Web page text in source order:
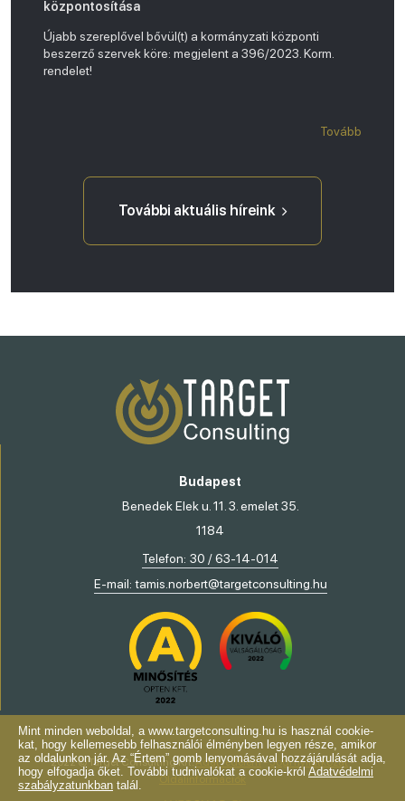
központosítása
Újabb szereplővel bővül(t) a kormányzati központi
beszerző szervek köre: megjelent a 396/2023. Korm.
rendelet!
Tovább
További aktuális híreink
Budapest
Benedek Elek u. 11. 3. emelet 35.
1184
Telefon: 30 / 63-14-014
E-mail: tamis.norbert@targetconsulting.hu
2022 © Target Consulting Kft.Adatvédelem-Jogi nyilatkozat-
Oldalinformációk
Mint minden weboldal, a www.targetconsulting.hu is használ cookie-
kat, hogy kellemesebb felhasználói élményben legyen része, amikor
az oldalunkon jár. Az “Értem” gomb lenyomásával hozzájárulását adja,
hogy elfogadja őket. További tudnivalókat a cookie-król Adatvédelmi
szabályzatunkban talál.